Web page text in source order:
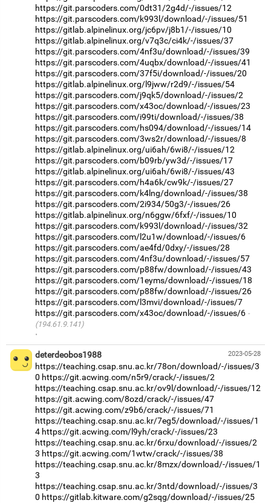
https://git.parscoders.com/0dt31/2g4d/-/issues/12
https://git.parscoders.com/k993l/download/-/issues/51
https://gitlab.alpinelinux.org/jc6pv/j8b1/-/issues/10
https://gitlab.alpinelinux.org/v7q3c/ci4k/-/issues/37
https://git.parscoders.com/4nf3u/download/-/issues/39
https://git.parscoders.com/4uqbx/download/-/issues/41
https://git.parscoders.com/37f5i/download/-/issues/20
https://gitlab.alpinelinux.org/l9jww/r2d9/-/issues/54
https://git.parscoders.com/j9qk5/download/-/issues/2
https://git.parscoders.com/x43oc/download/-/issues/23
https://git.parscoders.com/i99ti/download/-/issues/38
https://git.parscoders.com/hs094/download/-/issues/14
https://git.parscoders.com/3ws2r/download/-/issues/8
https://gitlab.alpinelinux.org/ui6ah/6wi8/-/issues/12
https://git.parscoders.com/b09rb/yw3d/-/issues/17
https://gitlab.alpinelinux.org/ui6ah/6wi8/-/issues/43
https://git.parscoders.com/h4a6k/cw9k/-/issues/27
https://git.parscoders.com/k4lng/download/-/issues/38
https://git.parscoders.com/2i934/50g3/-/issues/26
https://gitlab.alpinelinux.org/n6ggw/6fxf/-/issues/10
https://git.parscoders.com/k993l/download/-/issues/32
https://git.parscoders.com/l2u1w/download/-/issues/6
https://git.parscoders.com/ae4fd/0dxy/-/issues/28
https://git.parscoders.com/4nf3u/download/-/issues/57
https://git.parscoders.com/p88fw/download/-/issues/43
https://git.parscoders.com/1eyms/download/-/issues/18
https://git.parscoders.com/p88fw/download/-/issues/26
https://git.parscoders.com/l3mvi/download/-/issues/7
https://git.parscoders.com/x43oc/download/-/issues/6
(194.61.9.141)
·
2023-05-28
deterdeobos1988
https://teaching.csap.snu.ac.kr/78on/download/-/issues/3
0 https://git.acwing.com/n5r9/crack/-/issues/2
https://teaching.csap.snu.ac.kr/ov9l/download/-/issues/12
https://git.acwing.com/8ozd/crack/-/issues/47
https://git.acwing.com/z9b6/crack/-/issues/71
https://teaching.csap.snu.ac.kr/7eg5/download/-/issues/1
4 https://git.acwing.com/l9yh/crack/-/issues/23
https://teaching.csap.snu.ac.kr/6rxu/download/-/issues/2
3 https://git.acwing.com/1wtw/crack/-/issues/38
https://teaching.csap.snu.ac.kr/8mzx/download/-/issues/1
3
https://teaching.csap.snu.ac.kr/3ntd/download/-/issues/3
0 https://gitlab.kitware.com/g2sqg/download/-/issues/25